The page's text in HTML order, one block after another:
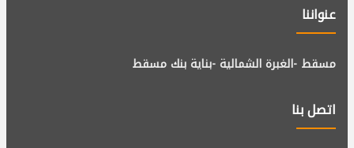
عنواننا
مسقط -الغبرة الشمالية -بناية بنك مسقط
اتصل بنا